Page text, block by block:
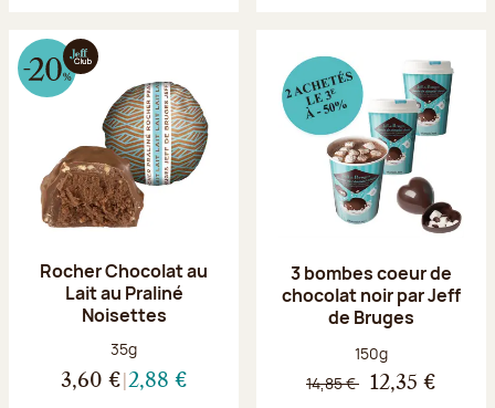
Rocher Chocolat au
Lait au Praliné
Noisettes
Poids net :
35g
3,60 € 2,88 €
3 bombes coeur de
chocolat noir par Jeff
de Bruges
Poids net :
150g
14,85 € 12,35 €